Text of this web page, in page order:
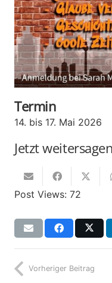
Termin
14. bis 17. Mai 2026
Jetzt
Post Views: 72
Vorheriger Beitrag